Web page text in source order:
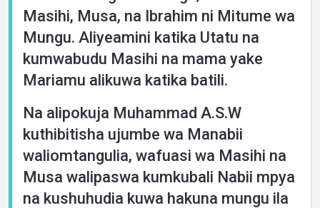
Masihi, Musa, na Ibrahim ni Mitume wa
Mungu. Aliyeamini katika Utatu na
kumwabudu Masihi na mama yake
Mariamu alikuwa katika batili.
Na alipokuja Muhammad A.S.W
kuthibitisha ujumbe wa Manabii
waliomtangulia, wafuasi wa Masihi na
Musa walipaswa kumkubali Nabii mpya
na kushuhudia kuwa hakuna mungu ila